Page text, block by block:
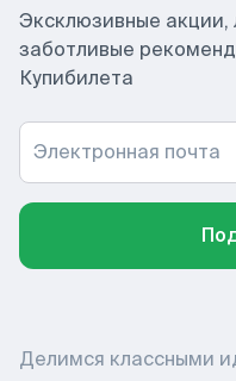
Эксклюзивные акции,
заботливые
Купибилета
Электронная почта
Делимся классными